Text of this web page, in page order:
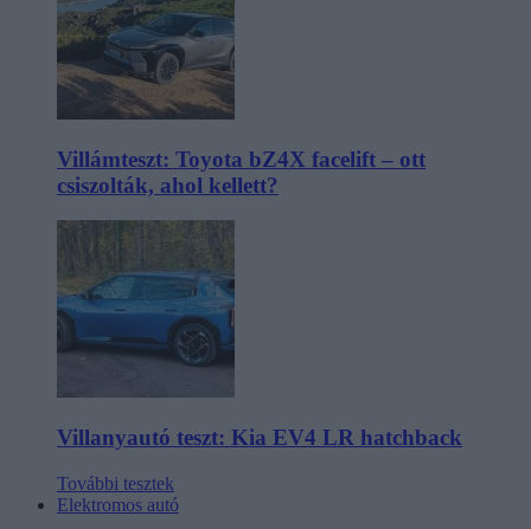
Villámteszt: Toyota bZ4X facelift – ott
csiszolták, ahol kellett?
Villanyautó teszt: Kia EV4 LR hatchback
További tesztek
Elektromos autó